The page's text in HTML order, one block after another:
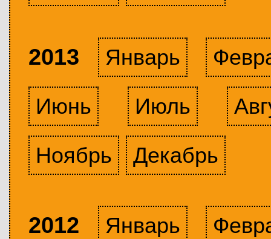
2013 Январь
Июнь
Июль
Ноябрь
Декабрь
2012 Январь